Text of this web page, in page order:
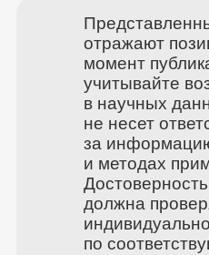
отражают
момент
учитывайте
в научных
не несет
за
и методах
должна
индивидуально
по